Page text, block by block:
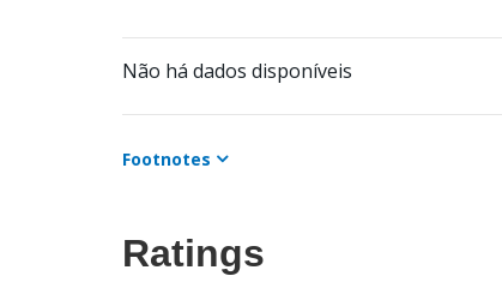
Não há dados disponíveis
Footnotes
Ratings